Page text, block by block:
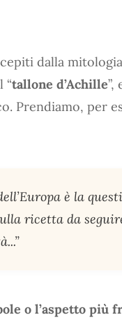
dalla
“tallone d’Achille”,
Prendiamo, per
è la
ricetta da
o l’aspetto più